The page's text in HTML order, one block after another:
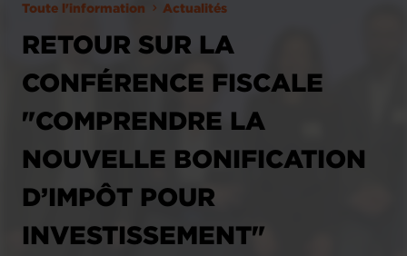
Toute l'information Actualités
RETOUR SUR LA
CONFÉRENCE FISCALE
"COMPRENDRE LA
NOUVELLE BONIFICATION
D’IMPÔT POUR
INVESTISSEMENT"